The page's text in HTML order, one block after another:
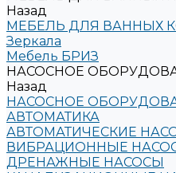
Назад
МЕБЕЛЬ ДЛЯ ВАННЫХ
Зеркала
Мебель БРИЗ
НАСОСНОЕ
Назад
НАСОСНОЕ
АВТОМАТИКА
АВТОМАТИЧЕСКИЕ
ВИБРАЦИОННЫЕ
ДРЕНАЖНЫЕ НАСОСЫ